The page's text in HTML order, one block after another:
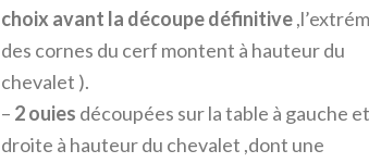
choix avant la découpe définitive
des cornes du cerf montent à hauteur du
chevalet ).
– 2 ouies découpées sur la table à gauche
droite à hauteur du chevalet ,dont une